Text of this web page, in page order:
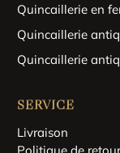
Quincaillerie en
Quincaillerie
Quincaillerie
SERVICE
Livraison